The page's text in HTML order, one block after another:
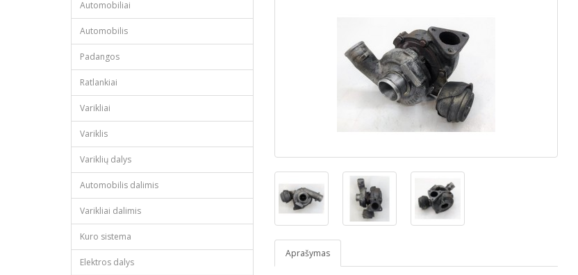
Automobiliai
Automobilis
Padangos
Ratlankiai
Varikliai
Variklis
Variklių dalys
Automobilis dalimis
Varikliai dalimis
Kuro sistema
Elektros dalys
Aprašymas